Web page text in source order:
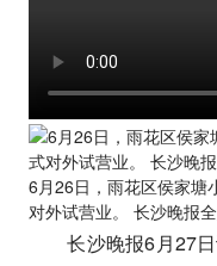
6月26日，雨花区侯家塘
对外试营业。 长沙晚报
长沙晚报6月27日